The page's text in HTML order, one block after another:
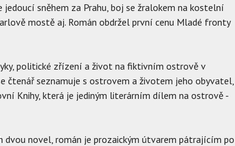
sněhem za Prahu, boj se žralokem na kostelní
mostě aj. Román obdržel první cenu Mladé fronty
politické zřízení a život na fiktivním ostrově v
čtenář seznamuje s ostrovem a životem jeho obyvatel,
Knihy, která je jediným literárním dílem na ostrově -
dvou novel, román je prozaickým útvarem pátrajícím po